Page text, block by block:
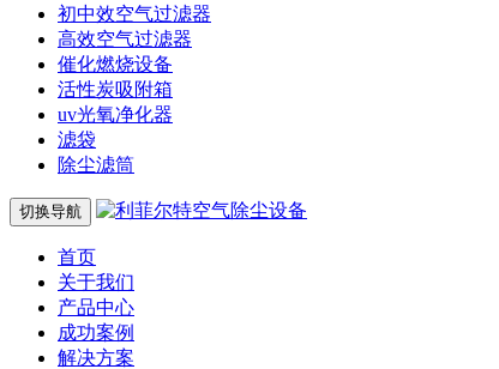
初中效空气过滤器
高效空气过滤器
催化燃烧设备
活性炭吸附箱
uv光氧净化器
滤袋
除尘滤筒
切换导航
首页
关于我们
产品中心
成功案例
解决方案